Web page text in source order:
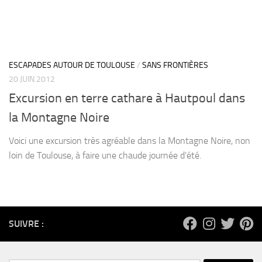
ESCAPADES AUTOUR DE TOULOUSE / SANS FRONTIÈRES
20 JUIN 2012
Excursion en terre cathare à Hautpoul dans
la Montagne Noire
Voici une excursion très agréable dans la Montagne Noire, non
loin de Toulouse, à faire une chaude journée d’été.
SUIVRE :